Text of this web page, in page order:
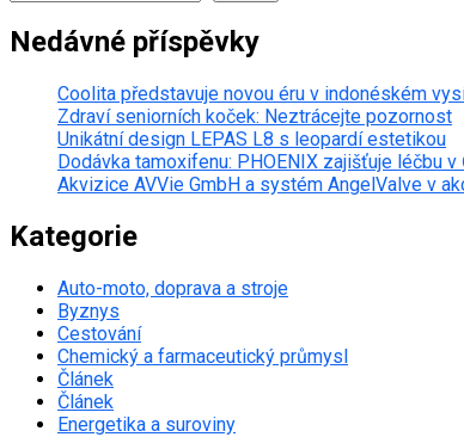
Nedávné příspěvky
Coolita představuje novou éru v indonéském
Zdraví seniorních koček: Neztrácejte pozornost
Unikátní design LEPAS L8 s leopardí estetikou
Dodávka tamoxifenu: PHOENIX zajišťuje léčbu v
Akvizice AVVie GmbH a systém AngelValve v
Kategorie
Auto-moto, doprava a stroje
Byznys
Cestování
Chemický a farmaceutický průmysl
Článek
Článek
Energetika a suroviny